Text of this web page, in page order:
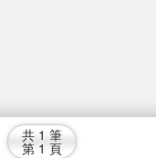
共 1 筆
第 1 頁